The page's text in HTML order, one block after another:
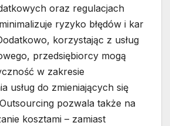
oraz regulacjach
ryzyko błędów i kar
korzystając z usług
przedsiębiorcy mogą
w zakresie
usług do zmieniających się
pozwala także na
kosztami – zamiast